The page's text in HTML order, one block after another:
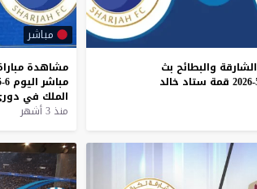
الشارقة والبطائح بث
قمة ستاد خالد
مباشر
مشاهدة
مباشر اليوم 6-5-2026
الملك في
منذ 3 أشهر